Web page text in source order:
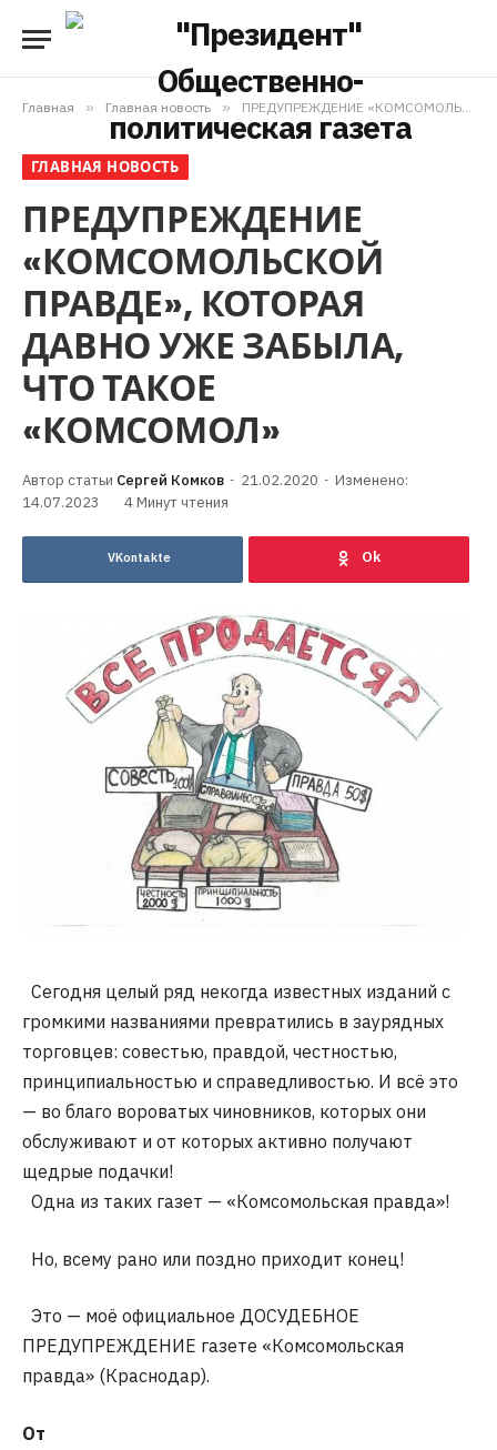
Главная » Главная новость » ПРЕДУПРЕЖДЕНИЕ «КОМСОМОЛЬСКОЙ ПРАВДЕ», КОТОРАЯ ДАВНО УЖЕ ЗАБЫЛА, ЧТО ТАКОЕ «КОМСОМОЛ»
ГЛАВНАЯ НОВОСТЬ
ПРЕДУПРЕЖДЕНИЕ
«КОМСОМОЛЬСКОЙ
ПРАВДЕ», КОТОРАЯ
ДАВНО УЖЕ ЗАБЫЛА,
ЧТО ТАКОЕ
«КОМСОМОЛ»
Сергей Комков 21.02.2020
Изменено:
14.07.2023
4 Минут чтения
VKontakte
Сегодня целый ряд некогда известных изданий с
громкими названиями превратились в заурядных
торговцев: совестью, правдой, честностью,
принципиальностью и справедливостью. И всё это
— во благо вороватых чиновников, которых они
обслуживают и от которых активно получают
щедрые подачки!
Одна из таких газет — «Комсомольская правда»!
Но, всему рано или поздно приходит конец!
Это — моё официальное ДОСУДЕБНОЕ
ПРЕДУПРЕЖДЕНИЕ газете «Комсомольская
правда» (Краснодар).
От